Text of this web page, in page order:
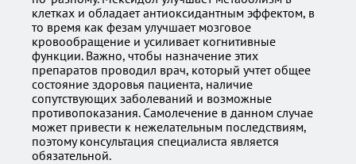
клетках и обладает антиоксидантным эффектом, в
то время как фезам улучшает мозговое
кровообращение и усиливает когнитивные
функции. Важно, чтобы назначение этих
препаратов проводил врач, который учтет общее
состояние здоровья пациента, наличие
сопутствующих заболеваний и возможные
противопоказания. Самолечение в данном случае
может привести к нежелательным последствиям,
поэтому консультация специалиста является
обязательной.